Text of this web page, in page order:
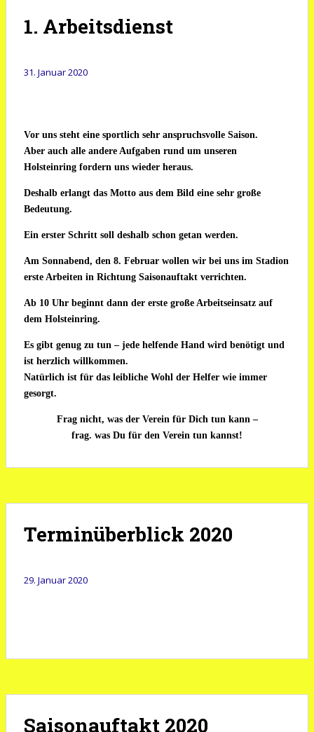
1. Arbeitsdienst
31. Januar 2020
Vor uns steht eine sportlich sehr anspruchsvolle Saison.
Aber auch alle andere Aufgaben rund um unseren
Holsteinring fordern uns wieder heraus.
Deshalb erlangt das Motto aus dem Bild eine sehr große
Bedeutung.
Ein erster Schritt soll deshalb schon getan werden.
Am Sonnabend, den 8. Februar wollen wir bei uns im Stadion
erste Arbeiten in Richtung Saisonauftakt verrichten.
Ab 10 Uhr beginnt dann der erste große Arbeitseinsatz auf
dem Holsteinring.
Es gibt genug zu tun – jede helfende Hand wird benötigt und
ist herzlich willkommen.
Natürlich ist für das leibliche Wohl der Helfer wie immer
gesorgt.
Frag nicht, was der Verein für Dich tun kann –
frag. was Du für den Verein tun kannst!
Terminüberblick 2020
29. Januar 2020
Saisonauftakt 2020